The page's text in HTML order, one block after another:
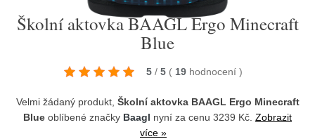
Školní aktovka BAAGL Ergo Minecraft
Blue
5 / 5 ( 19 hodnocení )
Velmi žádaný produkt, Školní aktovka BAAGL Ergo Minecraft
Blue oblíbené značky Baagl nyní za cenu 3239 Kč. Zobrazit
více »